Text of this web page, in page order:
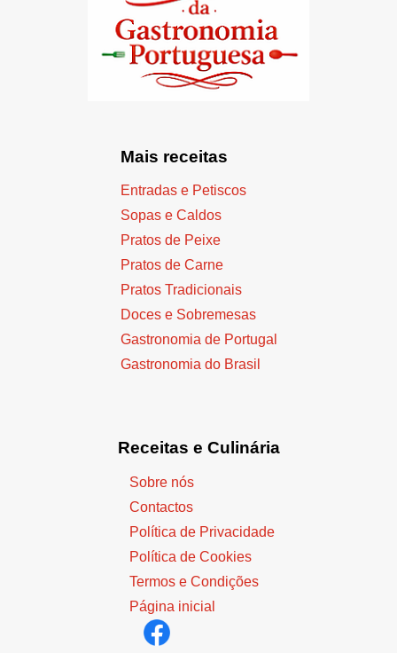
Mais receitas
Entradas e Petiscos
Sopas e Caldos
Pratos de Peixe
Pratos de Carne
Pratos Tradicionais
Doces e Sobremesas
Gastronomia de Portugal
Gastronomia do Brasil
Receitas e Culinária
Sobre nós
Contactos
Política de Privacidade
Política de Cookies
Termos e Condições
Página inicial